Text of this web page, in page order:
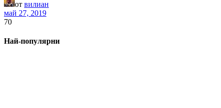
от вилиан
май 27, 2019
70
Най-популярни